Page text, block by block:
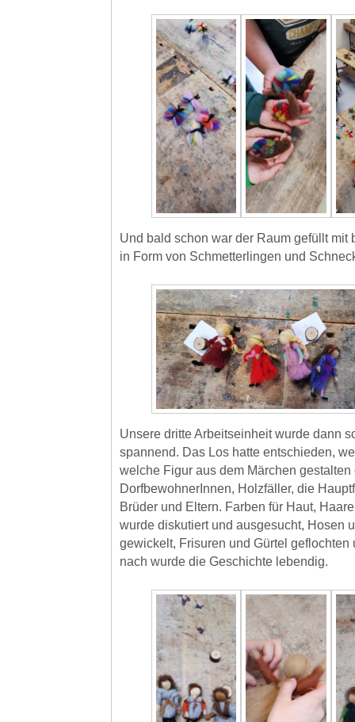
Und bald schon war der Raum gefüllt mit
in Form von Schmetterlingen und
Unsere dritte Arbeitseinheit wurde dann
spannend. Das Los hatte entschieden,
welche Figur aus dem Märchen gestalten
DorfbewohnerInnen, Holzfäller, die
Brüder und Eltern. Farben für Haut,
wurde diskutiert und ausgesucht, Hosen
gewickelt, Frisuren und Gürtel geflochten
nach wurde die Geschichte lebendig.